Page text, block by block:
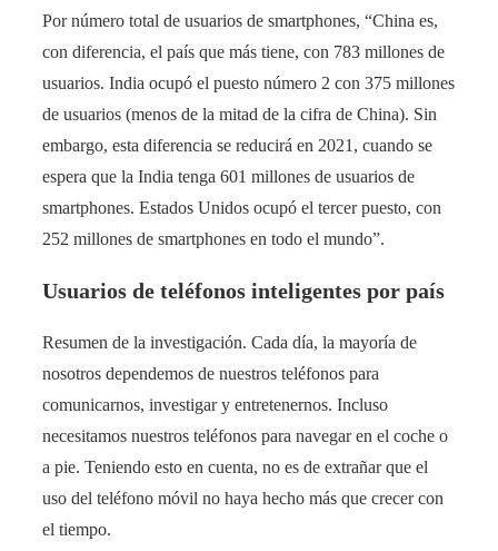
Por número total de usuarios de smartphones, “China es,
con diferencia, el país que más tiene, con 783 millones de
usuarios. India ocupó el puesto número 2 con 375 millones
de usuarios (menos de la mitad de la cifra de China). Sin
embargo, esta diferencia se reducirá en 2021, cuando se
espera que la India tenga 601 millones de usuarios de
smartphones. Estados Unidos ocupó el tercer puesto, con
252 millones de smartphones en todo el mundo”.
Usuarios de teléfonos inteligentes por país
Resumen de la investigación. Cada día, la mayoría de
nosotros dependemos de nuestros teléfonos para
comunicarnos, investigar y entretenernos. Incluso
necesitamos nuestros teléfonos para navegar en el coche o
a pie. Teniendo esto en cuenta, no es de extrañar que el
uso del teléfono móvil no haya hecho más que crecer con
el tiempo.